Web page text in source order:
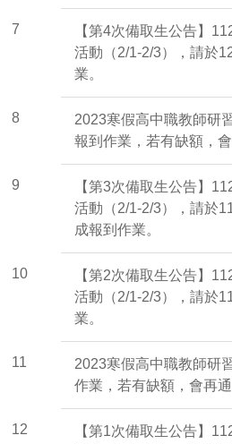
7
【第4次備取生公告】
活動（2/1-2/3），請於
業。
8
2023寒假高中職教師研
報到作業，若有缺額，
9
【第3次備取生公告】
活動（2/1-2/3），請於
成報到作業。
10
【第2次備取生公告】
活動（2/1-2/3），請於
業。
11
2023寒假高中職教師研
作業，若有缺額，會再
12
【第1次備取生公告】